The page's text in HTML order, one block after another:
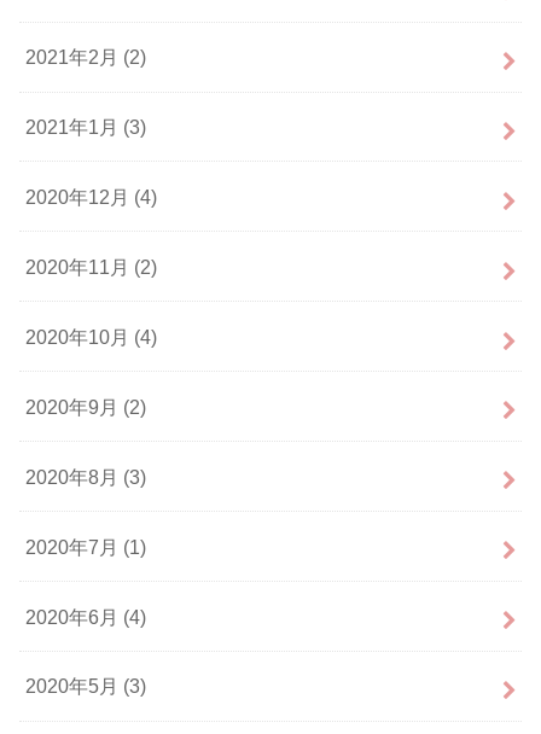
2021年2月 (2)
2021年1月 (3)
2020年12月 (4)
2020年11月 (2)
2020年10月 (4)
2020年9月 (2)
2020年8月 (3)
2020年7月 (1)
2020年6月 (4)
2020年5月 (3)